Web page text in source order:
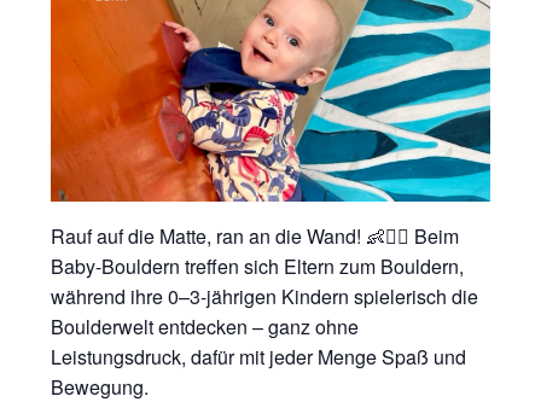
Rauf auf die Matte, ran an die Wand! 👶🧗‍♂️ Beim
Baby-Bouldern treffen sich Eltern zum Bouldern,
während ihre 0–3-jährigen Kindern spielerisch die
Boulderwelt entdecken – ganz ohne
Leistungsdruck, dafür mit jeder Menge Spaß und
Bewegung.